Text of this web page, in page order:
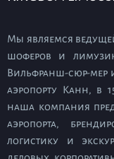
Мы являемся
шоферов и
Вильфранш-сюр-мер
аэропорту Канн, в
наша компания
аэропорта,
логистику и